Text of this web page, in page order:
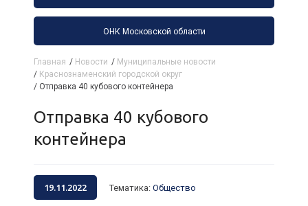
ОНК Московской области
Главная / Новости / Муниципальные новости
/ Краснознаменский городской округ
/ Отправка 40 кубового контейнера
Отправка 40 кубового
контейнера
19.11.2022 Тематика: Общество